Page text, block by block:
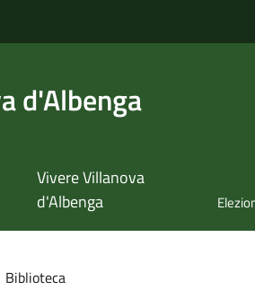
d'Albenga
Vivere Villanova
d'Albenga
Biblioteca